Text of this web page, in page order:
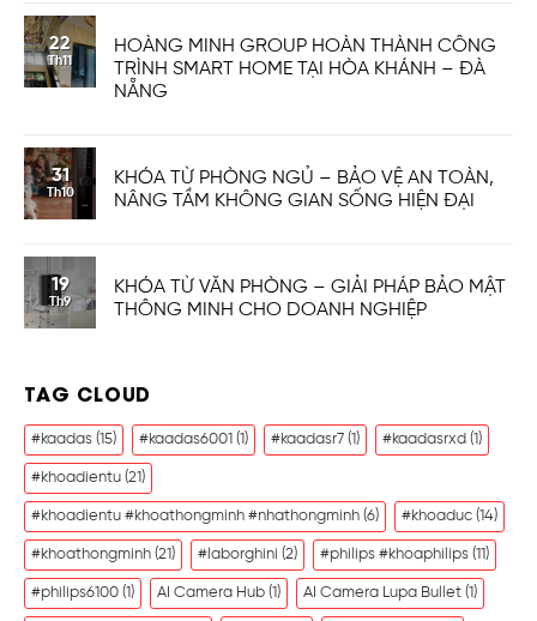
22
Th11
HOÀNG MINH GROUP HOÀN THÀNH CÔNG
TRÌNH SMART HOME TẠI HÒA KHÁNH – ĐÀ
NẴNG
31
Th10
KHÓA TỪ PHÒNG NGỦ – BẢO VỆ AN TOÀN,
NÂNG TẦM KHÔNG GIAN SỐNG HIỆN ĐẠI
19
Th9
KHÓA TỪ VĂN PHÒNG – GIẢI PHÁP BẢO MẬT
THÔNG MINH CHO DOANH NGHIỆP
TAG CLOUD
#kaadas (15) #kaadas6001 (1) #kaadasr7 (1) #kaadasrxd (1)
#khoadientu (21)
#khoadientu #khoathongminh #nhathongminh (6) #khoaduc (14)
#khoathongminh (21) #laborghini (2) #philips #khoaphilips (11)
#philips6100 (1) AI Camera Hub (1) AI Camera Lupa Bullet (1)